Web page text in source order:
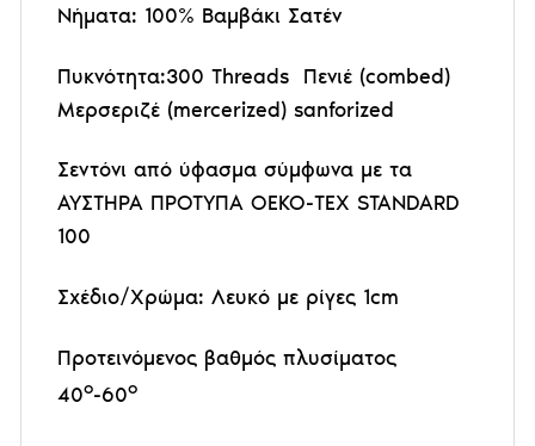
Νήματα: 100% Βαμβάκι Σατέν
Πυκνότητα:300 Threads Πενιέ (combed)
Μερσεριζέ (mercerized) sanforized
Σεντόνι από ύφασμα σύμφωνα με τα
ΑΥΣΤΗΡΑ ΠΡΟΤΥΠΑ OEKO-TEX STANDARD
100
Σχέδιο/Χρώμα: Λευκό με ρίγες 1cm
Προτεινόμενος βαθμός πλυσίματος
40ο-60ο